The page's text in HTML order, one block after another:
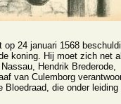
op 24 januari 1568
koning. Hij moet zich net
Hendrik Brederode,
van Culemborg
Bloedraad, die onder leiding